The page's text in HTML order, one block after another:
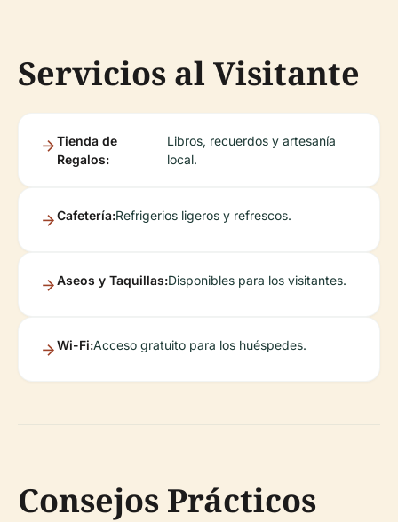
Servicios al Visitante
Tienda de
Regalos:
Libros, recuerdos y artesanía
local.
Cafetería:Refrigerios ligeros y refrescos.
Aseos y Taquillas:Disponibles para los visitantes.
Wi-Fi:Acceso gratuito para los huéspedes.
Consejos Prácticos